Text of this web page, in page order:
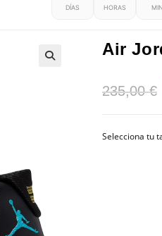
DÍAS HORAS MIN
Air
235,00€